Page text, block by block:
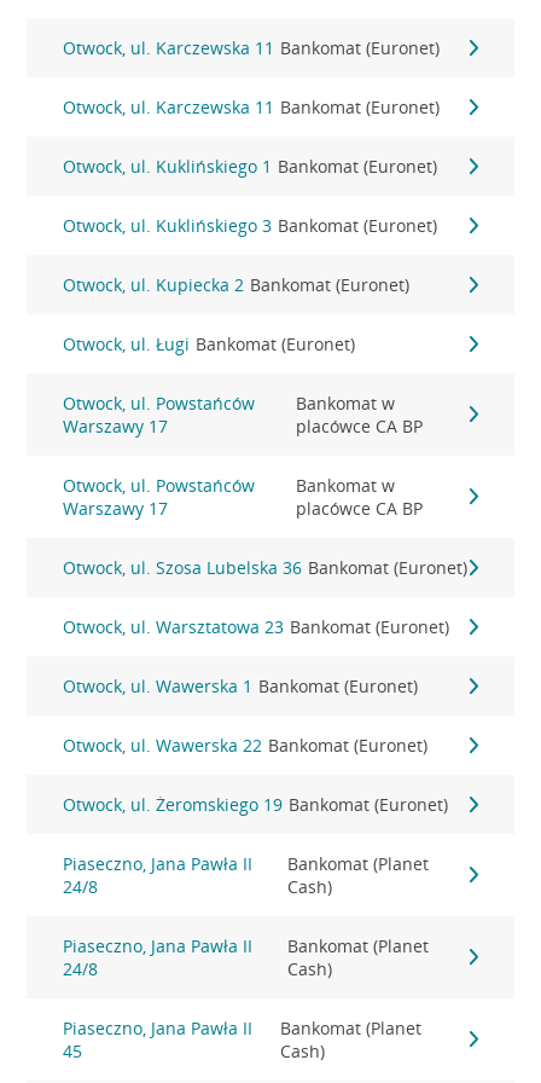
Otwock, ul. Karczewska 11 Bankomat (Euronet)
Otwock, ul. Karczewska 11 Bankomat (Euronet)
Otwock, ul. Kuklińskiego 1 Bankomat (Euronet)
Otwock, ul. Kuklińskiego 3 Bankomat (Euronet)
Otwock, ul. Kupiecka 2 Bankomat (Euronet)
Otwock, ul. Ługi Bankomat (Euronet)
Otwock, ul. Powstańców
Warszawy 17
Bankomat w
placówce CA BP
Otwock, ul. Powstańców
Warszawy 17
Bankomat w
placówce CA BP
Otwock, ul. Szosa Lubelska 36 Bankomat (Euronet)
Otwock, ul. Warsztatowa 23 Bankomat (Euronet)
Otwock, ul. Wawerska 1 Bankomat (Euronet)
Otwock, ul. Wawerska 22 Bankomat (Euronet)
Otwock, ul. Żeromskiego 19 Bankomat (Euronet)
Piaseczno, Jana Pawła II
24/8
Bankomat (Planet
Cash)
Piaseczno, Jana Pawła II
24/8
Bankomat (Planet
Cash)
Piaseczno, Jana Pawła II
45
Bankomat (Planet
Cash)